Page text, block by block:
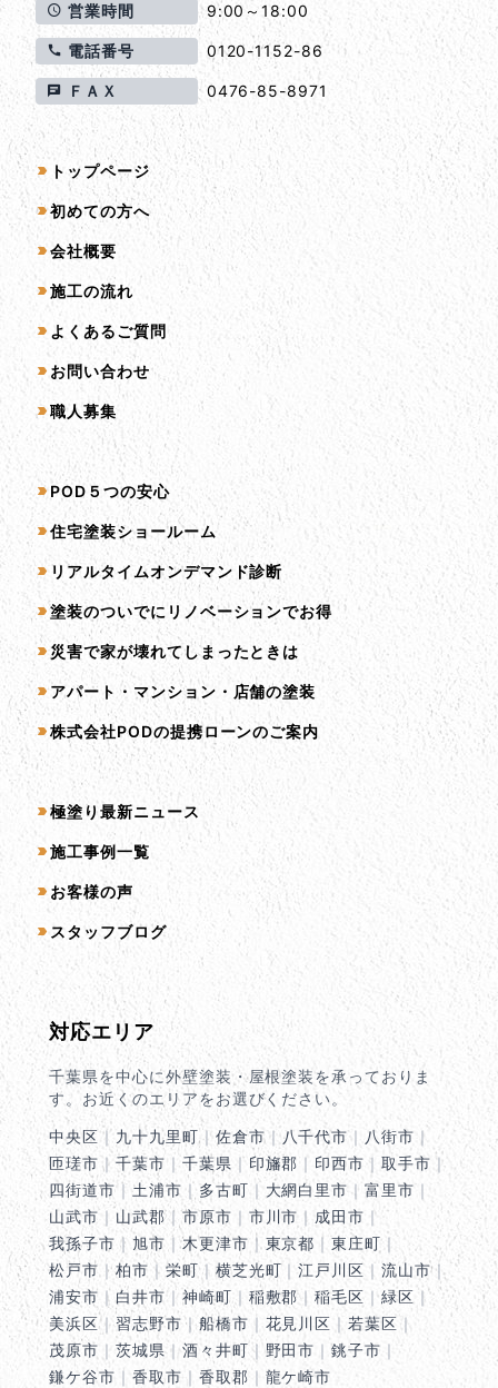
営業時間 9:00～18:00
電話番号 0120-1152-86
ＦＡＸ 0476-85-8971
サイトマップ
トップページ
初めての方へ
会社概要
施工の流れ
よくあるご質問
お問い合わせ
職人募集
サービス一覧
POD５つの安心
住宅塗装ショールーム
リアルタイムオンデマンド診断
塗装のついでにリノベーションでお得
災害で家が壊れてしまったときは
アパート・マンション・店舗の塗装
株式会社PODの提携ローンのご案内
コンテンツ一覧
極塗り最新ニュース
施工事例一覧
お客様の声
スタッフブログ
対応エリア
千葉県を中心に外壁塗装・屋根塗装を承っておりま
す。お近くのエリアをお選びください。
中央区 ｜ 九十九里町｜ 佐倉市｜ 八千代市｜ 八街市 ｜
匝瑳市 ｜ 千葉市 ｜ 千葉県 ｜ 印旛郡 ｜ 印西市 ｜取手市 ｜
四街道市 ｜ 土浦市 ｜ 多古町 ｜ 大網白里市 ｜富里市 ｜
山武市｜ 山武郡｜市原市 ｜ 市川市 ｜ 成田市 ｜
我孫子市 ｜ 旭市 ｜木更津市 ｜ 東京都 ｜東庄町｜
松戸市 ｜柏市 ｜ 栄町｜ 横芝光町｜江戸川区 ｜流山市｜
浦安市 ｜ 白井市 ｜ 神崎町 ｜ 稲敷郡 ｜稲毛区 ｜緑区 ｜
美浜区｜習志野市｜船橋市 ｜ 花見川区 ｜若葉区｜
茂原市 ｜ 茨城県｜ 酒々井町 ｜ 野田市 ｜銚子市 ｜
鎌ケ谷市 ｜ 香取市 ｜ 香取郡 ｜ 龍ケ崎市